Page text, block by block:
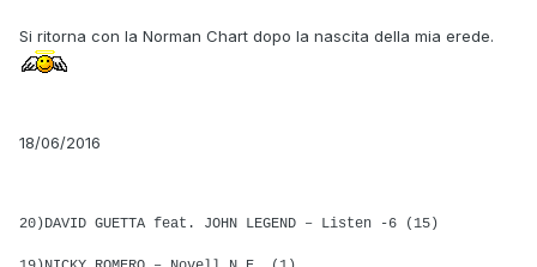
Si ritorna con la Norman Chart dopo la nascita della mia erede.
18/06/2016
20)DAVID GUETTA feat. JOHN LEGEND – Listen -6 (15)